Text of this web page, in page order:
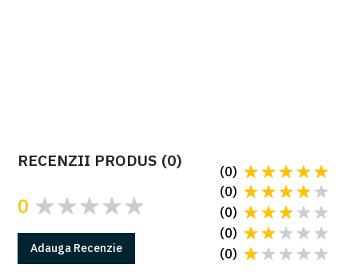
RECENZII PRODUS (0)
0
Adauga Recenzie (0)
(0)
(0)
(0)
(0)